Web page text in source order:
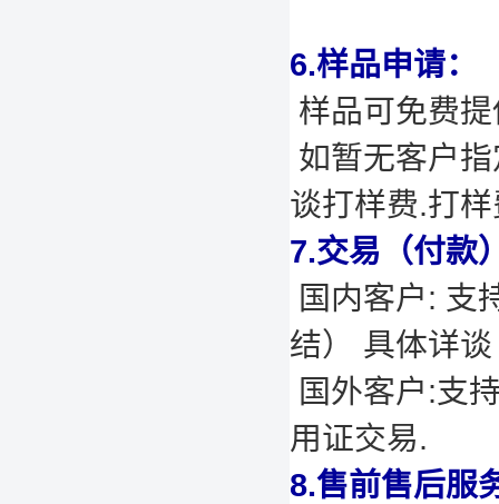
6.样品申请：
样品可免费
如暂无客户
谈打样费.打
7.交易（付款
国内客户: 支
结） 具体详谈
国外客户:支
用证交易.
8.售前售后服